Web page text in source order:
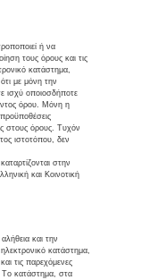
ή να
τoυς όρους και τις
κατάστημα,
με μόνη την
ισχύ οποιοσδήποτε
όρου. Μόνη η
στους όρους. Τυχόν
ιστοτόπου, δεν
στην
και Κοινοτική
και την
κατάστημα,
τις παρεχόμενες
Το κατάστημα, στα